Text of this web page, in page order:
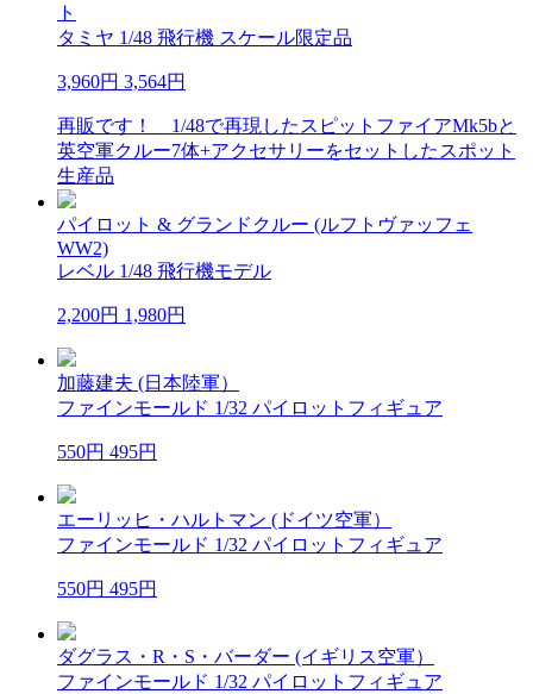
ト
タミヤ 1/48 飛行機 スケール限定品
3,960円 3,564円
再販です！ 1/48で再現したスピットファイアMk5bと
英空軍クルー7体+アクセサリーをセットしたスポット
生産品
パイロット & グランドクルー (ルフトヴァッフェ
WW2)
レベル 1/48 飛行機モデル
2,200円 1,980円
加藤建夫 (日本陸軍）
ファインモールド 1/32 パイロットフィギュア
550円 495円
エーリッヒ・ハルトマン (ドイツ空軍）
ファインモールド 1/32 パイロットフィギュア
550円 495円
ダグラス・R・S・バーダー (イギリス空軍）
ファインモールド 1/32 パイロットフィギュア